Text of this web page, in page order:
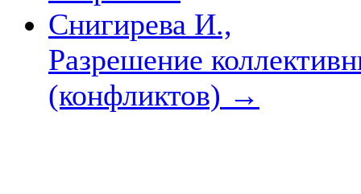
Снигирева И.,
Разрешение
(конфликтов) →